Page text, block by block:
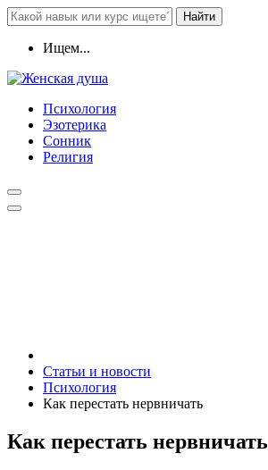
Найти
Ищем...
Психология
Эзотерика
Сонник
Религия
Статьи и новости
Психология
Как перестать нервничать
Как перестать нервничать